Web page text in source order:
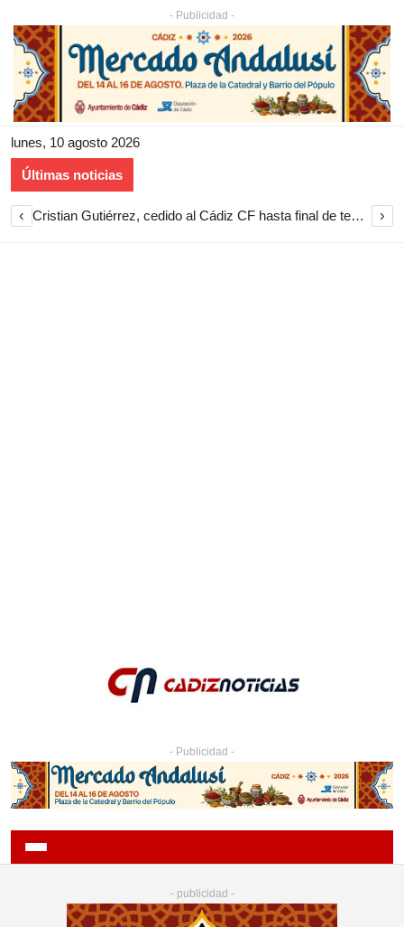
- Publicidad -
lunes, 10 agosto 2026
Últimas noticias
‹ Cristian Gutiérrez, cedido al Cádiz CF hasta final de temporada ›
- Publicidad -
- publicidad -